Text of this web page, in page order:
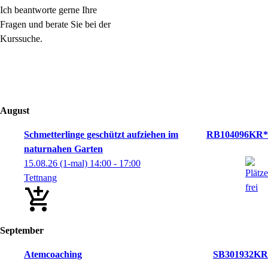
Ich beantworte gerne Ihre
Fragen und berate Sie bei der
Kurssuche.
August
Schmetterlinge geschützt aufziehen im
naturnahen Garten
RB104096KR*
15.08.26 (1-mal) 14:00 - 17:00
Tettnang
September
Atemcoaching
SB301932KR